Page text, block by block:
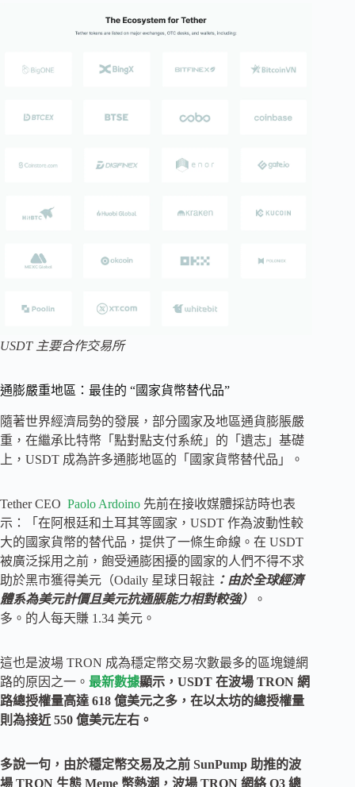
USDT 主要合作交易所
通膨嚴重地區：最佳的 “國家貨幣替代品”
隨著世界經濟局勢的發展，部分國家及地區通貨膨脹嚴
重，在繼承比特幣「點對點支付系統」的「遺志」基礎
上，USDT 成為許多通膨地區的「國家貨幣替代品」。
Tether CEO Paolo Ardoino 先前在接收媒體採訪時也表
示：「在阿根廷和土耳其等國家，USDT 作為波動性較
大的國家貨幣的替代品，提供了一條生命線。在 USDT
被廣泛採用之前，飽受通膨困擾的國家的人們不得不求
助於黑市獲得美元（Odaily 星球日報註 ：由於全球經濟
體系為美元計價且美元抗通脹能力相對較強）
。
多。的人每天賺 1.34 美元。
這也是波場 TRON 成為穩定幣交易次數最多的區塊鏈網
路的原因之一。 最新數據顯示，USDT 在波場 TRON 網
路總授權量高達 618 億美元之多，在以太坊的總授權量
則為接近 550 億美元左右。
多說一句，由於穩定幣交易及之前 SunPump 助推的波
場 TRON 生態 Meme 幣熱潮，波場 TRON 網絡 Q3 總